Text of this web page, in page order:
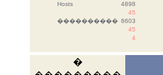
Hosts
4898
45
���������� 8603
45
4
�